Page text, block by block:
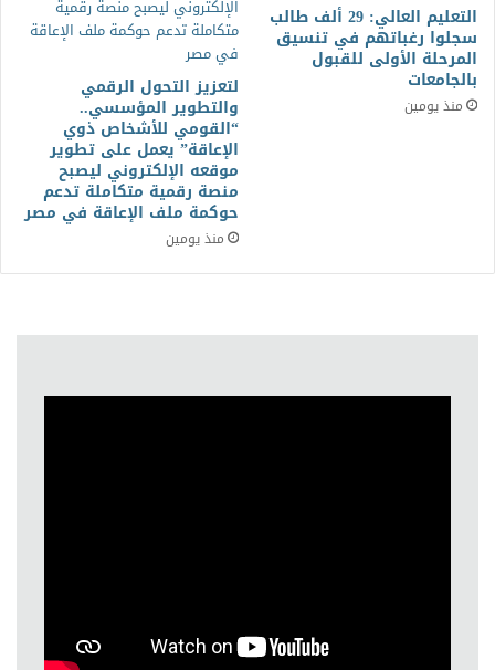
التعليم العالي: 29 ألف طالب
سجلوا رغباتهم في تنسيق
المرحلة الأولى للقبول
بالجامعات
منذ يومين
لتعزيز التحول الرقمي
والتطوير المؤسسي..
“القومي للأشخاص ذوي
الإعاقة” يعمل على تطوير
موقعه الإلكتروني ليصبح
منصة رقمية متكاملة تدعم
حوكمة ملف الإعاقة في مصر
منذ يومين